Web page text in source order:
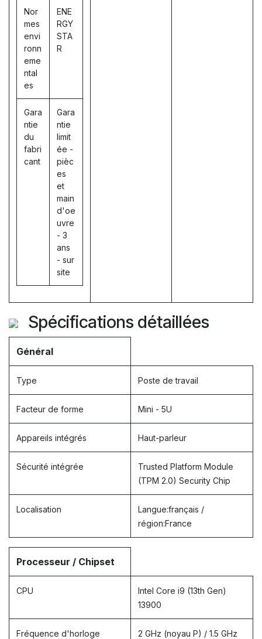
Nor
mes
envi
ronn
eme
ntal
es
ENE
RGY
STA
R
Gara
ntie
du
fabri
cant
Gara
ntie
limit
ée -
pièc
es
et
main
d'oe
uvre
- 3
ans
- sur
site
Spécifications détaillées
Général
Type Poste de travail
Facteur de forme Mini - 5U
Appareils intégrés Haut-parleur
Sécurité intégrée
Trusted Platform Module
(TPM 2.0) Security Chip
Localisation
Langue:français /
région:France
Processeur / Chipset
CPU
Intel Core i9 (13th Gen)
13900
Fréquence d'horloge
2 GHz (noyau P) / 1.5 GHz